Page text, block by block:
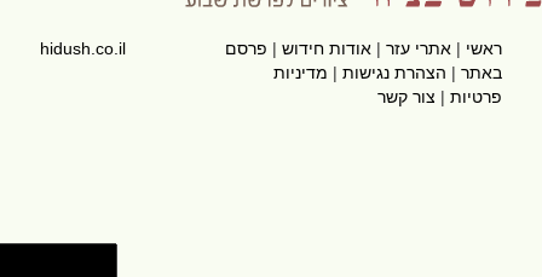
ראשי|אתרי עזר|אודות חידוש|פרסם
באתר|הצהרת נגישות|מדיניות
פרטיות|צור קשר
hidush.co.il